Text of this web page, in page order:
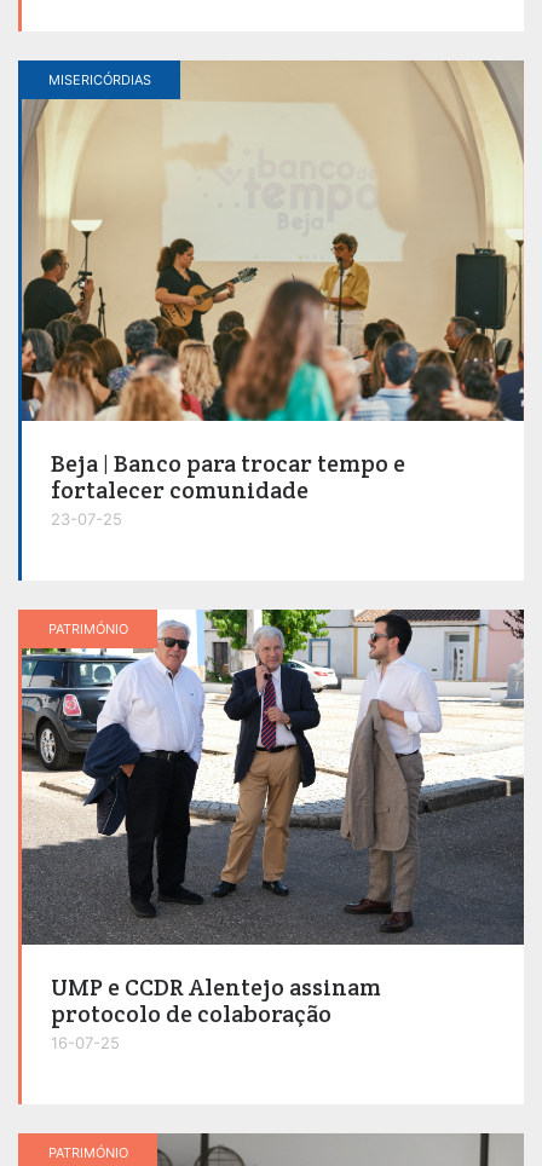
MISERICÓRDIAS
Beja | Banco para trocar tempo e
fortalecer comunidade
23-07-25
PATRIMÓNIO
UMP e CCDR Alentejo assinam
protocolo de colaboração
16-07-25
PATRIMÓNIO